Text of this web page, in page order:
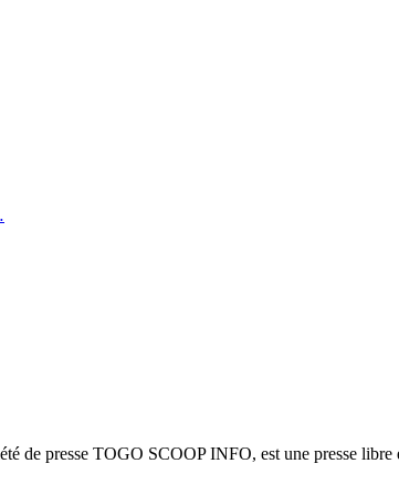
de presse TOGO SCOOP INFO, est une presse